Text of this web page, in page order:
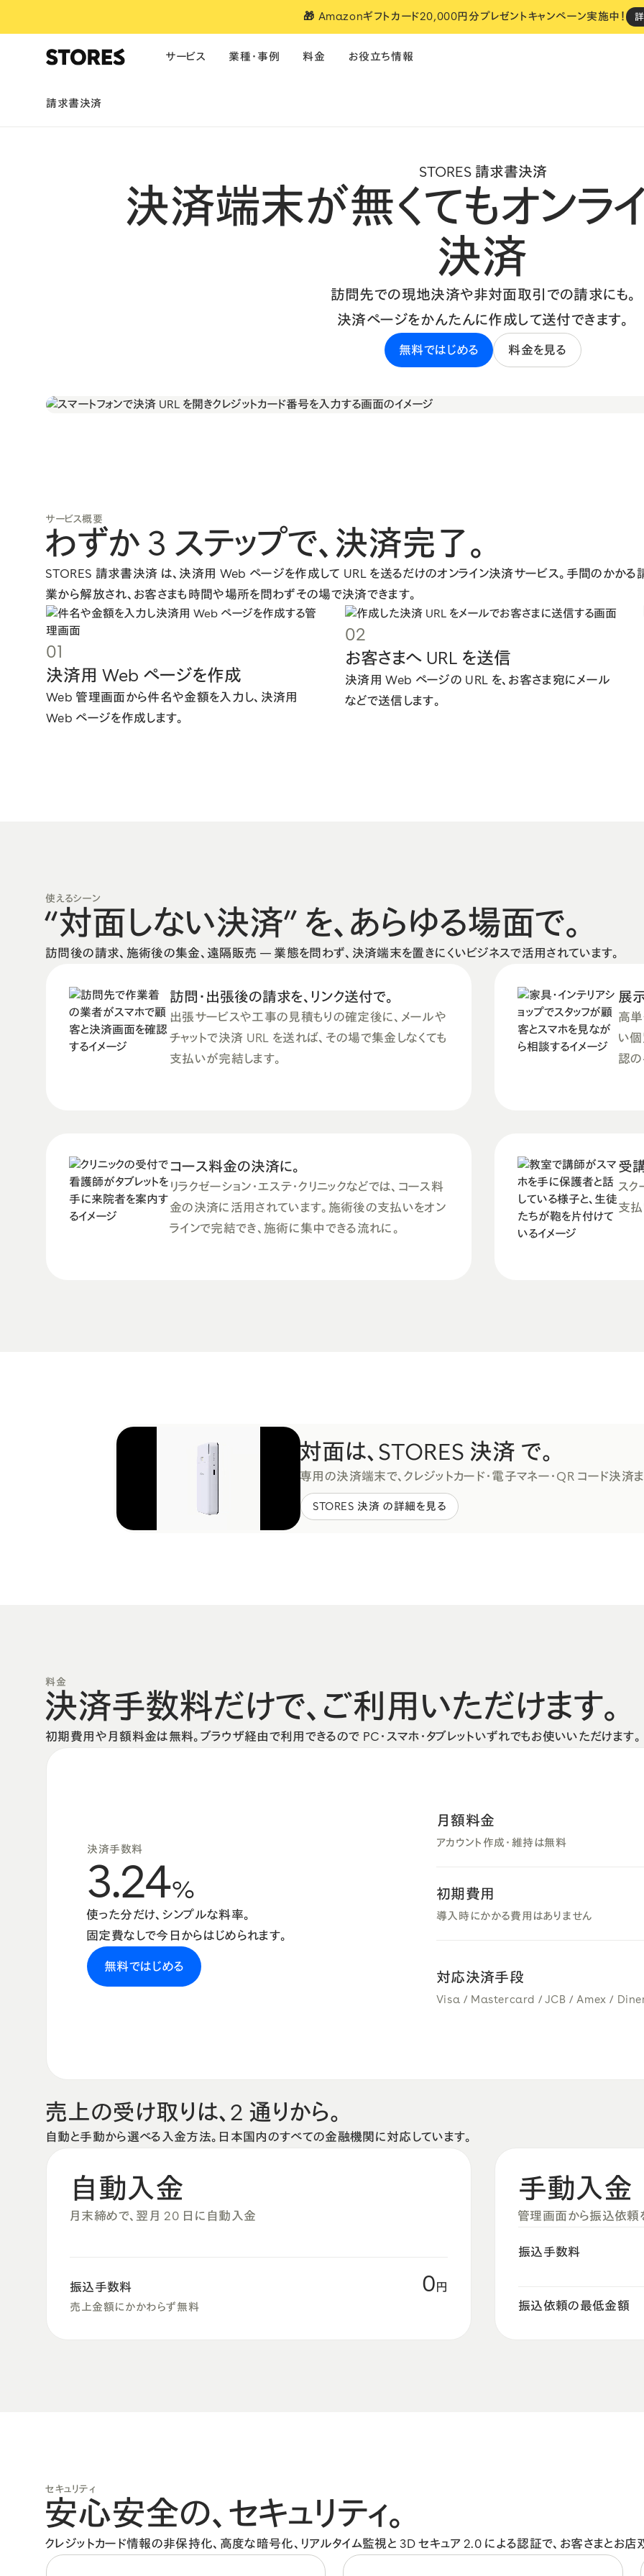
🎁 Amazonギフトカード20,000円分プレゼントキャンペーン実施中！
サービス 業種・事例 料金 お役立ち情報
キャッシュレス決済
予約システム
ビジネスあと払い
STORES でのお店づくり、
設定は全部おまかせください。
おまかせスタート
美容・サロン
ネットショップ・決済 ・レジ
NOUe
予約・ネットショップ・決済 ・レジ
医療特別料率
ポイント・ランク
お役立ち資料
請求書決済
STORES 請求書決済
決済端末が無くてもオンラ
決済
訪問先での現地決済や非対面取引での請求にも。
決済ページをかんたんに作成して送付できます。
無料ではじめる 料金を見る
サービス概要
わずか 3 ステップで、決済完了。
STORES 請求書決済 は、決済用 Web ページを作成して URL を送るだけのオンライン決済サービス。手間のかか
業から解放され、お客さまも時間や場所を問わずその場で決済できます。
01
決済用 Web ページを作成
Web 管理画面から件名や金額を入力し、決済用
Web ページを作成します。
02
お客さまへ URL を送信
決済用 Web ページの URL を、お客さま宛にメール
などで送信します。
使えるシーン
“対面しない決済” を、あらゆる場面で。
訪問後の請求、施術後の集金、遠隔販売 — 業態を問わず、決済端末を置きにくいビジネスで活用されています。
訪問・出張後の請求を、リンク送付で。
出張サービスや工事の見積もりの確定後に、メールや
チャットで決済 URL を送れば、その場で集金しなくても
支払いが完結します。
展
高
い
認の
コース料金の決済に。
リラクゼーション・エステ・クリニックなどでは、コース料
金の決済に活用されています。施術後の支払いをオン
ラインで完結でき、施術に集中できる流れに。
受
スク
支払
対面は、STORES 決済 で。
専用の決済端末で、クレジットカード・電子マネー・QR コード決済
STORES 決済 の詳細を見る
料金
決済手数料だけで、 ご利用いただけます。
初期費用や月額料金は無料。ブラウザ経由で利用できるので PC・スマホ・タブレットいずれでもお使いいただけます。
決済手数料
3.24%
使った分だけ、シンプルな料率。
固定費なしで今日からはじめられます。
無料ではじめる
月額料金
アカウント作成・維持は無料
初期費用
導入時にかかる費用はありません
対応決済手段
Visa / Mastercard / JCB / Amex /
売上の受け取りは、2 通りから。
自動と手動から選べる入金方法。日本国内のすべての金融機関に対応しています。
自動入金
月末締めで、翌月 20 日に自動入金
振込手数料 0円
売上金額にかかわらず無料
手動入金
管理画面から振込依頼
振込手数料
振込依頼の最低金額
セキュリティ
安心安全の、セキュリティ。
クレジットカード情報の非保持化、高度な暗号化、リアルタイム監視と 3D セキュア 2.0 による認証で、お客さまとお店